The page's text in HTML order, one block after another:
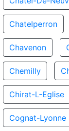
Chatelperron
Chavenon
Chemilly
Chirat-L-Eglise
Cognat-Lyonne